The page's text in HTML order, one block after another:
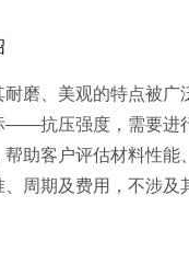
磨、美观的特点被
——抗压强度，需要进
助客户评估材料性
周期及费用，不涉及